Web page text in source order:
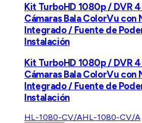
Kit TurboHD 1080p / DVR
Cámaras Bala ColorVu con
Integrado / Fuente de
Instalación
Kit TurboHD 1080p / DVR
Cámaras Bala ColorVu con
Integrado / Fuente de
Instalación
HL-1080-CV/AHL-1080-CV/A